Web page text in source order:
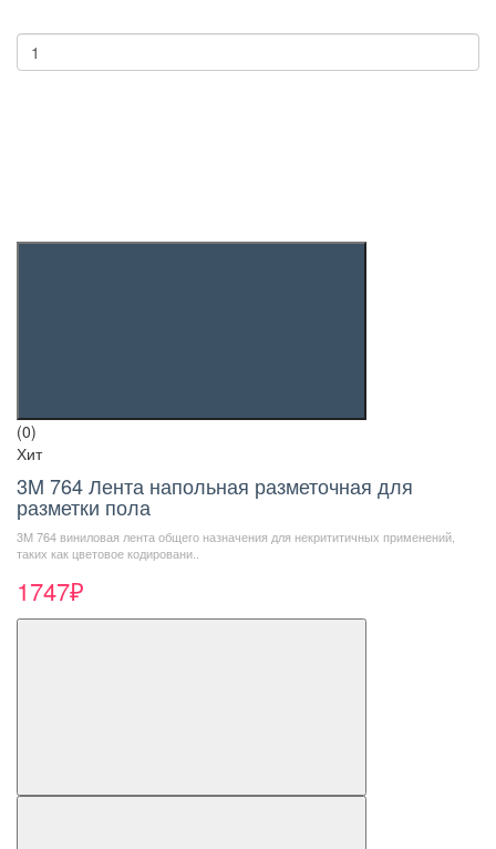
(0)
Хит
3M 764 Лента напольная разметочная для
разметки пола
3M 764 виниловая лента общего назначения для некрититичных применений,
таких как цветовое кодировани..
1747₽